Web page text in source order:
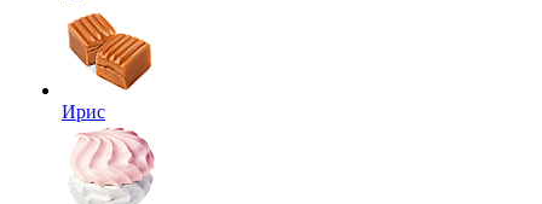
Ирис